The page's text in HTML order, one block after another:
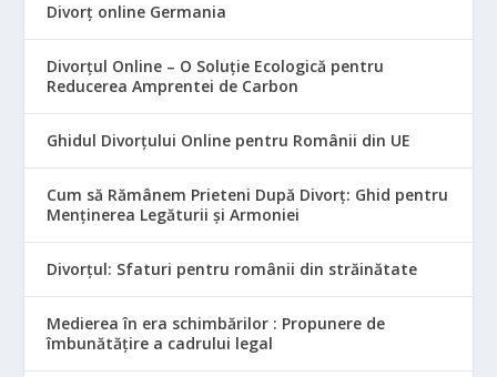
Divorț online Germania
Divorțul Online – O Soluție Ecologică pentru
Reducerea Amprentei de Carbon
Ghidul Divorțului Online pentru Românii din UE
Cum să Rămânem Prieteni După Divorț: Ghid pentru
Menținerea Legăturii și Armoniei
Divorțul: Sfaturi pentru românii din străinătate
Medierea în era schimbărilor : Propunere de
îmbunătățire a cadrului legal